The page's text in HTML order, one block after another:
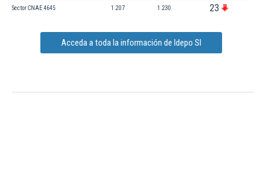
Sector CNAE 4645 1.207 1.230 23
Acceda a toda la información de Idepo Sl